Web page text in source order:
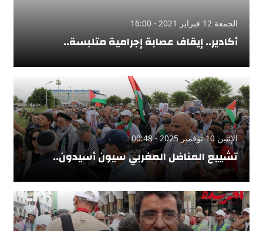
الجمعة 12 فبراير 2021 - 16:00
أكادير.. إيقاف عصابة إجرامية متلبسة..
الإثنين 10 نوفمبر 2025 - 00:48
تشييع المناضل المغربي سيون أسيدون..